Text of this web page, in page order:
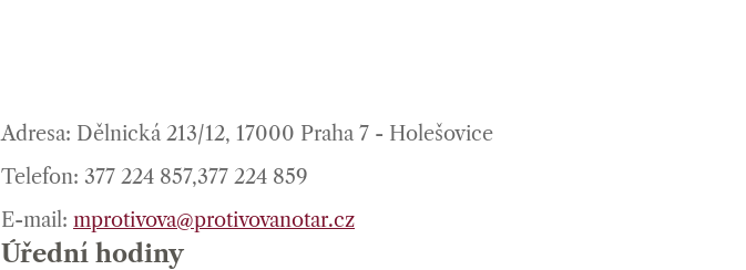
Adresa: Dělnická 213/12, 17000 Praha 7 - Holešovice
Telefon: 377 224 857,377 224 859
E-mail: mprotivova@protivovanotar.cz
Úřední hodiny